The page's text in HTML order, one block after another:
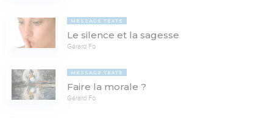
MESSAGE TEXTE
Le silence et la sagesse
Gérard Fo
MESSAGE TEXTE
Faire la morale ?
Gérard Fo